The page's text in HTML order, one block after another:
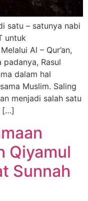
satu – satunya nabi
untuk
Al – Qur’an,
padanya, Rasul
dalam hal
Muslim. Saling
menjadi salah satu
[…]
Qiyamul
Sunnah